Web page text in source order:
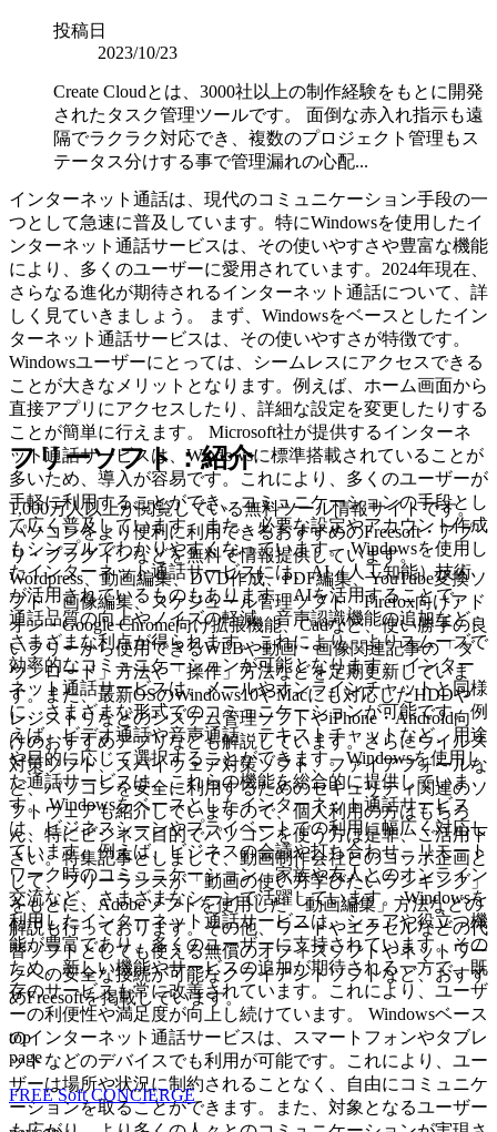
インターネット通話は、現代のコミュニケーション手段の一
つとして急速に普及しています。特にWindowsを使用したイ
ンターネット通話サービスは、その使いやすさや豊富な機能
により、多くのユーザーに愛用されています。2024年現在、
さらなる進化が期待されるインターネット通話について、詳
しく見ていきましょう。 まず、Windowsをベースとしたイン
ターネット通話サービスは、その使いやすさが特徴です。
Windowsユーザーにとっては、シームレスにアクセスできる
ことが大きなメリットとなります。例えば、ホーム画面から
直接アプリにアクセスしたり、詳細な設定を変更したりする
ことが簡単に行えます。 Microsoft社が提供するインターネ
ット通話サービスは、Windowsに標準搭載されていることが
多いため、導入が容易です。これにより、多くのユーザーが
手軽に利用することができ、コミュニケーションの手段とし
て広く普及しています。また、必要な設定やアカウント作成
もシンプルでわかりやすくなっています。 Windowsを使用し
たインターネット通話サービスには、AI（人工知能）技術
が活用されているものもあります。AIを活用することで、
通話品質の向上やノイズの軽減、音声認識機能の追加など、
さまざまな利点が得られます。これにより、よりスムーズで
効率的なコミュニケーションが可能となります。 インター
ネット通話サービスは、メールやオンラインチャットと同様
に、さまざまな形式でのコミュニケーションが可能です。例
えば、ビデオ通話や音声通話、テキストチャットなど、用途
や目的に応じて選択することができます。Windowsを使用し
た通話サービスは、これらの機能を総合的に提供していま
す。 Windowsをベースとしたインターネット通話サービス
は、ビジネスシーンやプライベートでの利用に幅広く対応し
ています。例えば、ビジネスの会議や打ち合わせ、リモート
ワーク時のコミュニケーション、家族や友人とのオンライン
交流など、さまざまなシーンで活躍しています。 Windowsを
利用したインターネット通話サービスは、シェアや役立つ機
能が豊富であり、多くのユーザーに支持されています。その
ため、新しい機能やサービスの追加が期待される一方で、既
存のサービスも常に改善されています。これにより、ユーザ
ーの利便性や満足度が向上し続けています。 Windowsベース
のインターネット通話サービスは、スマートフォンやタブレ
ットなどのデバイスでも利用が可能です。これにより、ユー
ザーは場所や状況に制約されることなく、自由にコミュニケ
ーションを取ることができます。また、対象となるユーザー
投稿日
2023/10/23
Create Cloudとは、3000社以上の制作経験をもとに開発
されたタスク管理ツールです。 面倒な赤入れ指示も遠
隔でラクラク対応でき、複数のプロジェクト管理もス
テータス分けする事で管理漏れの心配...
フリーソフト：紹介
1,000万人以上が閲覧している無料ツール情報サイトです。
パソコンをより便利に利用できるおすすめのFreesoft・アプ
リ・プラグインなどを無料で情報提供しています。
Wordpress、動画編集、DVD作成、PDF編集、YouTube変換ソ
フト、画像編集、スケジュール管理ソフト、Firefox向けアド
オン・Google Chrome向け拡張機能、Cadなど、使い勝手の良
いフリーから使用できるWEBや動画・画像関連記事の「ダ
ウンロード」方法や「操作」方法などを定期更新していま
す。また、最新OSのWindows10やMacにも対応したHDDや
レジストリなどのシステム管理ソフトやiPhone・Android向
けのおすすめアプリなども解説しています。さらにウイルス
対策ソフト、スパイウェア対策ソフト、ファイアフォールな
ど、パソコンを安全に利用するためのセキュリティ関連のソ
フトウェアも紹介していますので、個人利用の方はもちろ
ん、特にビジネス目的でパソコンを使う方は是非、ご活用下
さい。特集記事としまして、動画制作会社とのコラボ企画と
して、フリーランスが「動画の使い方学びたいランキング」
をもとに、Adobeソフトを使用した「動画編集」方法などの
解説も行っております。その他、ワードやエクセルなどの代
替ソフトとしても使える無償のオフィスソフトやネットワー
クへの安全な接続が可能なクライアントソフトなど、おすす
めFreesoftを掲載しています。
top
page
FREE Soft CONCIERGE